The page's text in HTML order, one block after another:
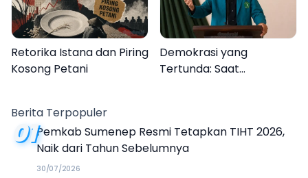
Retorika Istana dan Piring
Kosong Petani
Demokrasi yang
Tertunda: Saat
Berita Terpopuler
01Pemkab Sumenep Resmi Tetapkan TIHT 2026,
Naik dari Tahun Sebelumnya
30/07/2026